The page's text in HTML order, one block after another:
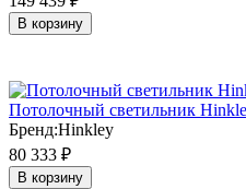
В корзину
Потолочный светильник
Бренд:Hinkley
80 333 ₽
В корзину